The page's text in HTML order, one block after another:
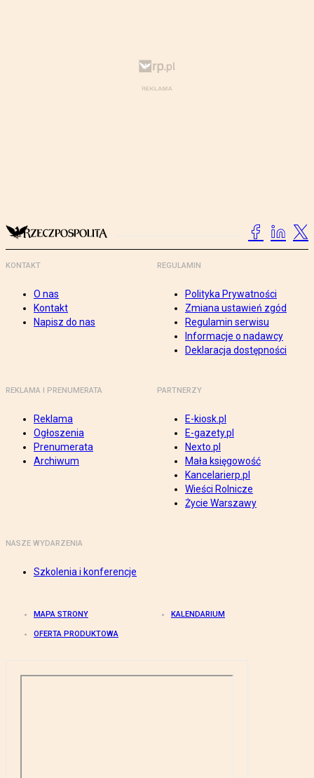
KONTAKT
O nas
Kontakt
Napisz do nas
REGULAMIN
Polityka Prywatności
Zmiana ustawień zgód
Regulamin serwisu
Informacje o nadawcy
Deklaracja dostępności
REKLAMA I PRENUMERATA
Reklama
Ogłoszenia
Prenumerata
Archiwum
PARTNERZY
E-kiosk.pl
E-gazety.pl
Nexto.pl
Mała księgowość
Kancelarierp.pl
Wieści Rolnicze
Życie Warszawy
NASZE WYDARZENIA
Szkolenia i konferencje
MAPA STRONY KALENDARIUM
OFERTA PRODUKTOWA